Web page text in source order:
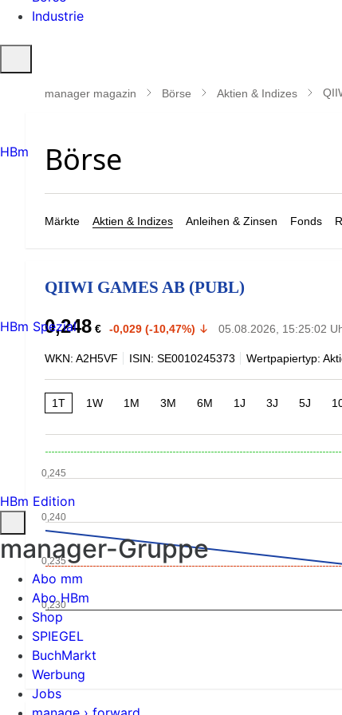
Industrie
öffnen
manager magazin Börse Aktien & Indizes
Märkte Aktien & Indizes Anleihen & Zinsen Fonds
QIIWI GAMES AB (PUBL)
0,248 € -0,029 (-10,47%) 05.08.2026, 15:25:02
WKN: A2H5VF ISIN: SE0010245373 Wertpapiertyp:
1T 1W 1M 3M 6M 1J 3J 5J
0,230
0,235
0,240
0,245
HBm
HBm Spezial
HBm Edition
manager-Gruppe
Abo mm
Abo HBm
Shop
SPIEGEL
BuchMarkt
Werbung
Jobs